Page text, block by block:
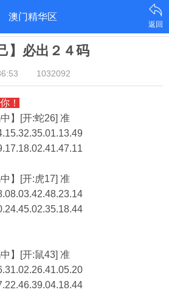
澳门精华区
返回
】必出２４码
1032092
！
】[开:蛇26] 准
】[开:虎17] 准
】[开:鼠43] 准